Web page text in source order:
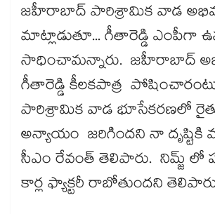
జహీరాబాద్​ పారిశ్రామిక వాడ
మాట్లాడుతూ... గీతారెడ్డి ఎంపీగా
సాధించామన్నారు. జహీరాబాద్​
గీతారెడ్డి కీలకపాత్ర
పారిశ్రామిక వాడ భూసేకరణలో
అన్యాయం జరిగిందని నా దృష్టికి
సీఎం రేవంత్​ తెలిపారు. నిమ్జ్​
కార్ల ఫ్యాక్టరీ రాబోతుందని